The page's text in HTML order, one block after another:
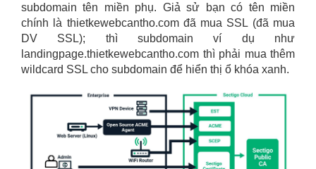
subdomain tên miền phụ. Giả sử bạn có tên miền
chính là thietkewebcantho.com đã mua SSL (đã mua
DV SSL); thì subdomain ví dụ như
landingpage.thietkewebcantho.com thì phải mua thêm
wildcard SSL cho subdomain để hiển thị ổ khóa xanh.